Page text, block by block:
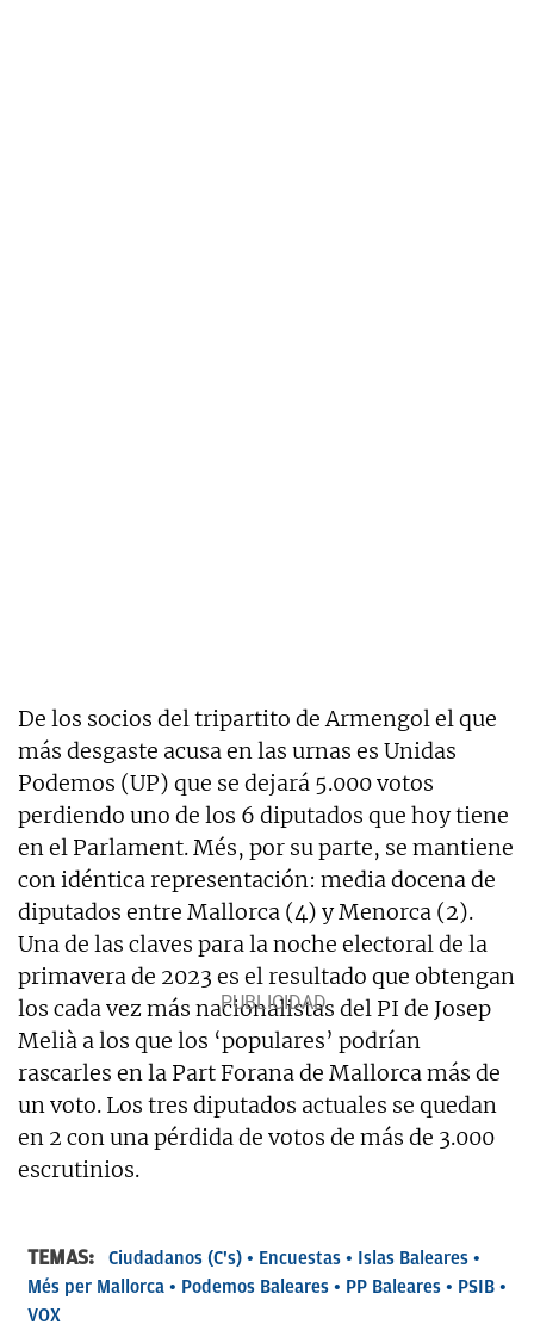
De los socios del tripartito de Armengol el que
más desgaste acusa en las urnas es Unidas
Podemos (UP) que se dejará 5.000 votos
perdiendo uno de los 6 diputados que hoy tiene
en el Parlament. Més, por su parte, se mantiene
con idéntica representación: media docena de
diputados entre Mallorca (4) y Menorca (2).
Una de las claves para la noche electoral de la
primavera de 2023 es el resultado que obtengan
los cada vez más nacionalistas del PI de Josep
Melià a los que los ‘populares’ podrían
rascarles en la Part Forana de Mallorca más de
un voto. Los tres diputados actuales se quedan
en 2 con una pérdida de votos de más de 3.000
escrutinios.
TEMAS: Ciudadanos (C's) Encuestas
Islas Baleares
Més per Mallorca
Podemos Baleares PP Baleares
PSIB
VOX